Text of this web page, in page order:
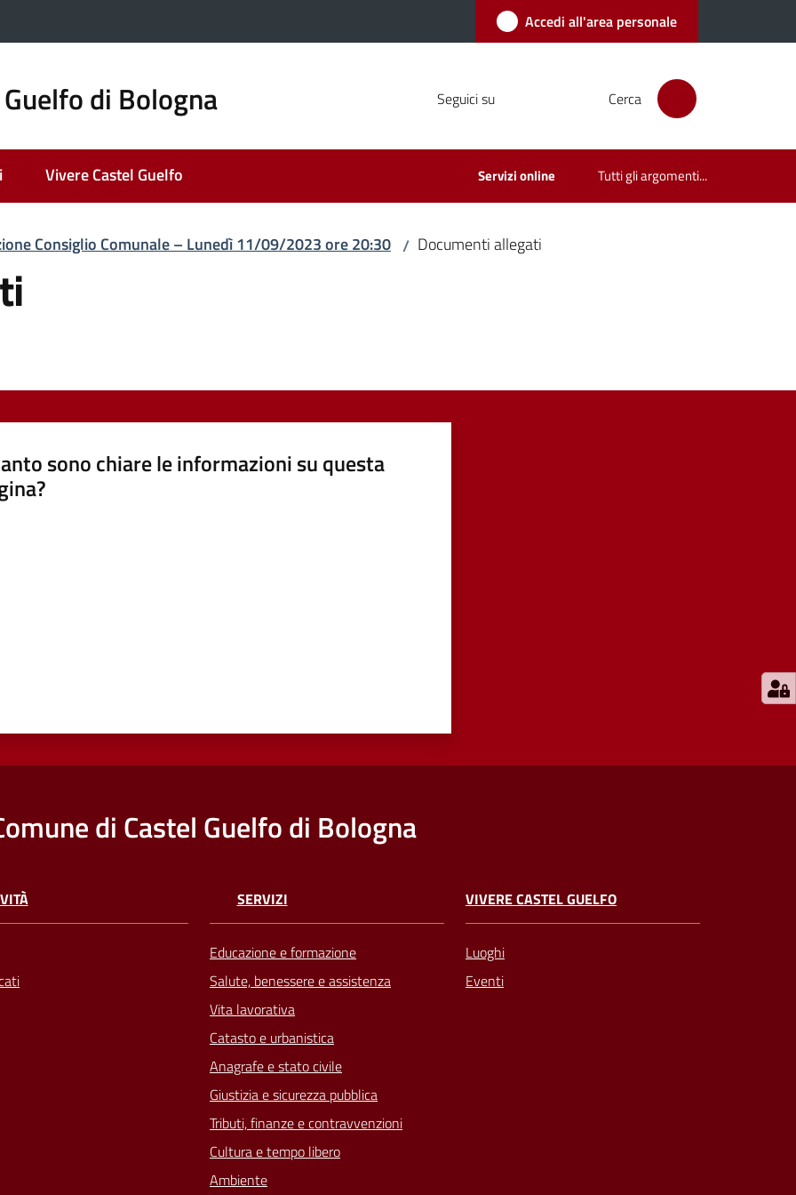
Accedi all'area personale
di Bologna Seguici su Cerca
Vivere Castel Guelfo Servizi online Tutti gli argomenti...
Consiglio Comunale – Lunedì 11/09/2023 ore 20:30 / Documenti allegati
sono chiare le informazioni su questa
di Castel Guelfo di Bologna
SERVIZI
Educazione e formazione
Salute, benessere e assistenza
Vita lavorativa
Catasto e urbanistica
Anagrafe e stato civile
Giustizia e sicurezza pubblica
Tributi, finanze e contravvenzioni
Cultura e tempo libero
Ambiente
VIVERE CASTEL GUELFO
Luoghi
Eventi